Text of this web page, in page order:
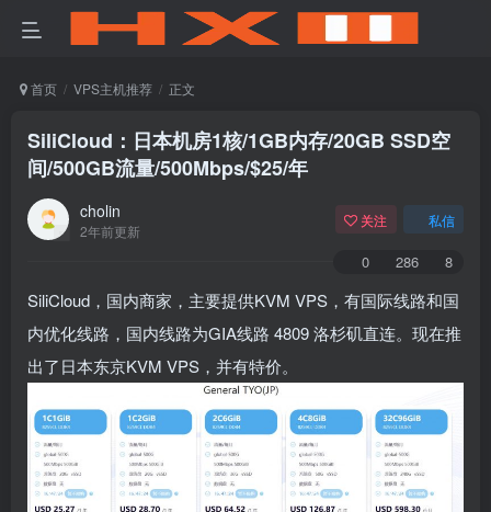
首页 VPS主机推荐 正文
SiliCloud：日本机房1核/1GB内存/20GB SSD空
间/500GB流量/500Mbps/$25/年
cholin
2年前更新
关注 私信
0 286 8
SiliCloud，国内商家，主要提供KVM VPS，有国际线路和国
内优化线路，国内线路为GIA线路 4809 洛杉矶直连。现在推
出了日本东京KVM VPS，并有特价。